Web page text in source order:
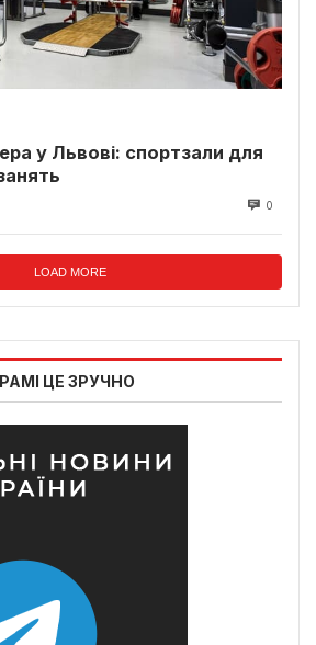
у Львові: спортзали для
0
LOAD MORE
ЦЕ ЗРУЧНО